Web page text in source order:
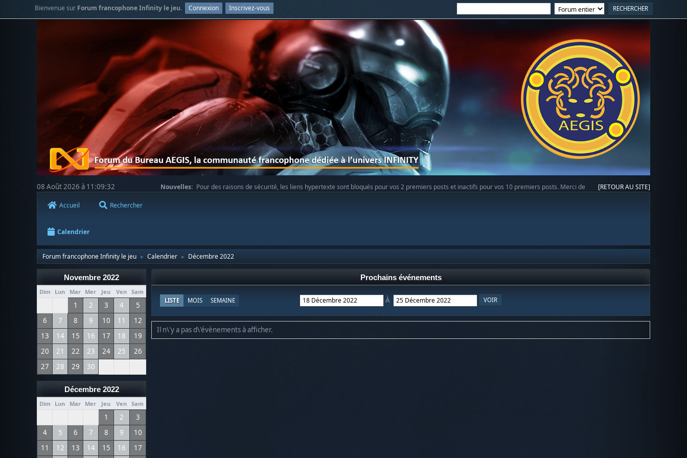
Bienvenue sur Forum francophone Infinity le jeu. Connexion Inscrivez-vous
[RETOUR AU SITE]
08 Août 2026 à 11:09:32 Nouvelles: Pour des raisons de sécurité, les liens hypertexte sont bloqués pour vos 2 premiers posts et inactifs pour vos 10 premiers posts. Merci de
Accueil
Rechercher
Calendrier
Forum francophone Infinity le jeu ► Calendrier ► Décembre 2022
Novembre 2022
Dim Lun Mar Mer Jeu Ven Sam
1 2 3 4
5
6
7 8 9 10 11
12
13
14 15 16 17 18
19
20
21 22 23 24 25
26
27
28 29 30
Décembre 2022
Dim Lun Mar Mer Jeu Ven Sam
1 2
3
4
5 6 7 8 9
10
11
12 13 14 15 16 17
Prochains événements
LISTE MOIS SEMAINE À
Il n\'y a pas d\'évènements à afficher.